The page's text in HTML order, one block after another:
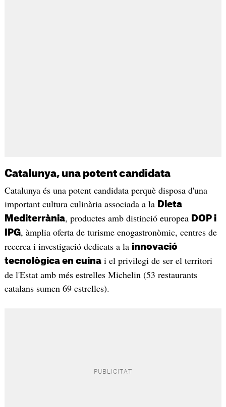
Catalunya, una potent candidata
Catalunya és una potent candidata perquè disposa d'una
important cultura culinària associada a la Dieta
Mediterrània, productes amb distinció europea DOP i
IPG, àmplia oferta de turisme enogastronòmic, centres de
recerca i investigació dedicats a la innovació
tecnològica en cuinai el privilegi de ser el territori
de l'Estat amb més estrelles Michelin (53 restaurants
catalans sumen 69 estrelles).